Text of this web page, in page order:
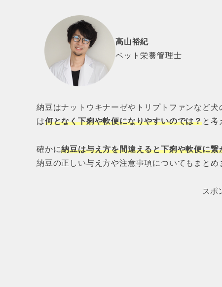
高山裕紀
ペット栄養管理士
納豆はナットウキナーゼやトリプトファンなど
は何となく下痢や軟便になりやすいのでは？と考
確かに納豆は与え方を間違えると下痢や軟便に
納豆の正しい与え方や注意事項についてもまとめ
スポ